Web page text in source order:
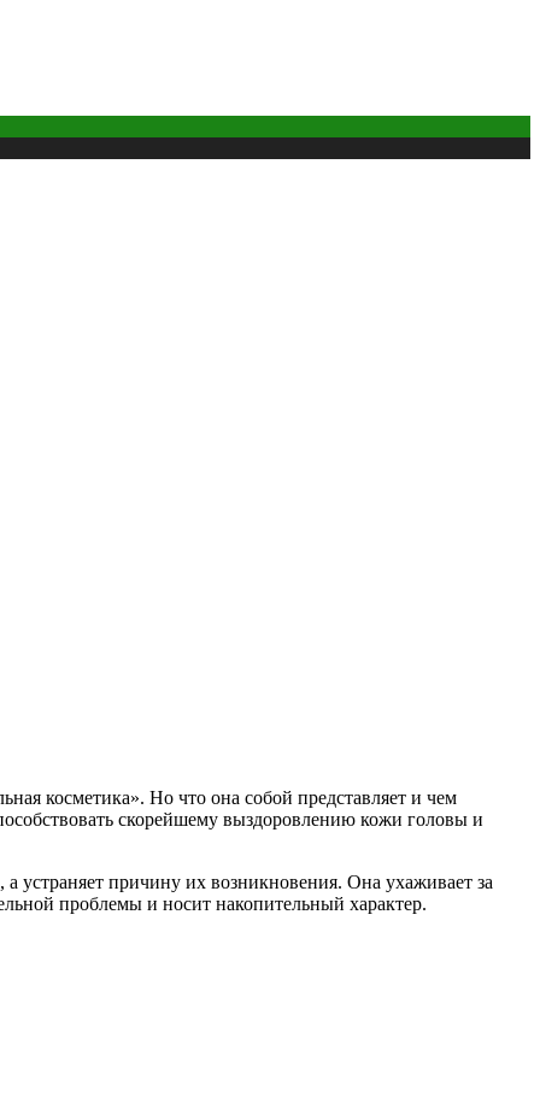
косметика». Но что она собой представляет и чем
скорейшему выздоровлению кожи головы и
устраняет причину их возникновения. Она ухаживает за
проблемы и носит накопительный характер.